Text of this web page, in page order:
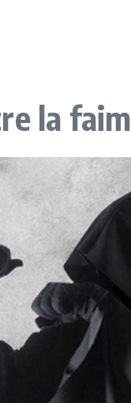
la faim